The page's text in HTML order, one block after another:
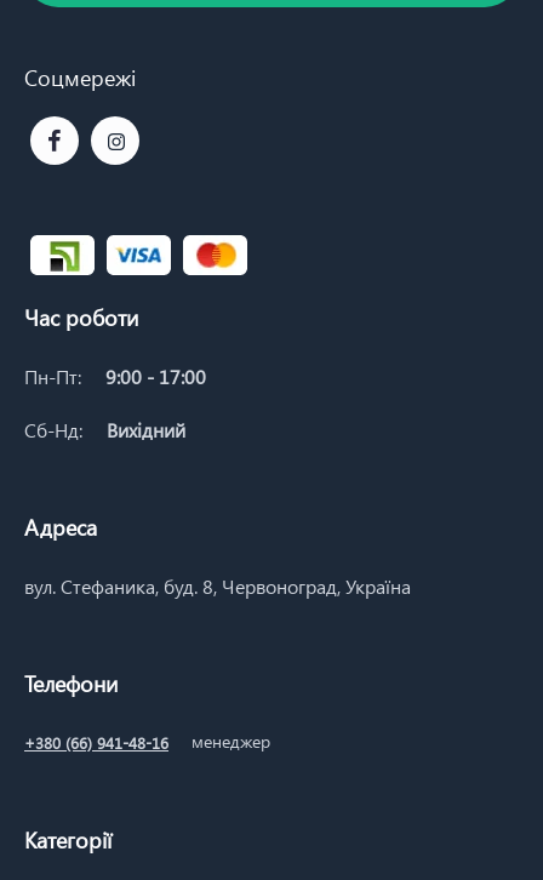
Соцмережі
Час роботи
Пн-Пт: 9:00 - 17:00
Сб-Нд: Вихідний
Адреса
вул. Стефаника, буд. 8, Червоноград, Україна
Телефони
+380 (66) 941-48-16 менеджер
Категорії